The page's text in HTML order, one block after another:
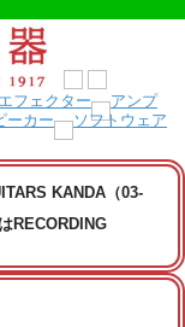
KANDA（03-
RECORDING